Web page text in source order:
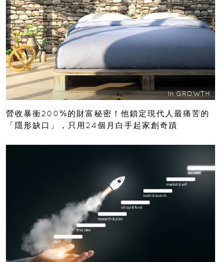
In GROWTH
營收暴衝200%的財富秘密！他鎖定現代人最痛苦的
「隱形缺口」，只用24個月白手起家創奇蹟